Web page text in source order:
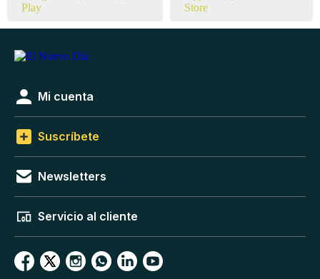
Mi cuenta
Suscríbete
Newsletters
Servicio al cliente